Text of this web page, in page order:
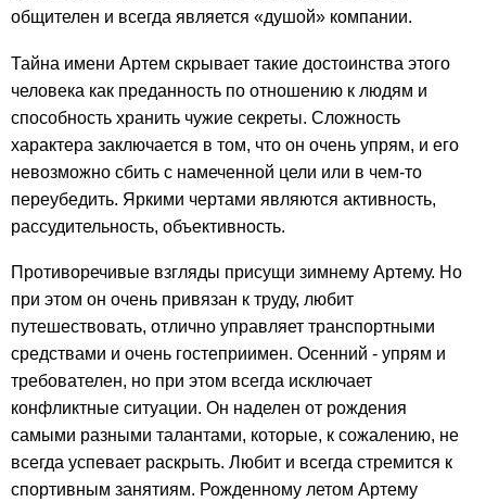
общителен и всегда является «душой» компании.
Тайна имени Артем скрывает такие достоинства этого
человека как преданность по отношению к людям и
способность хранить чужие секреты. Сложность
характера заключается в том, что он очень упрям, и его
невозможно сбить с намеченной цели или в чем-то
переубедить. Яркими чертами являются активность,
рассудительность, объективность.
Противоречивые взгляды присущи зимнему Артему. Но
при этом он очень привязан к труду, любит
путешествовать, отлично управляет транспортными
средствами и очень гостеприимен. Осенний - упрям и
требователен, но при этом всегда исключает
конфликтные ситуации. Он наделен от рождения
самыми разными талантами, которые, к сожалению, не
всегда успевает раскрыть. Любит и всегда стремится к
спортивным занятиям. Рожденному летом Артему